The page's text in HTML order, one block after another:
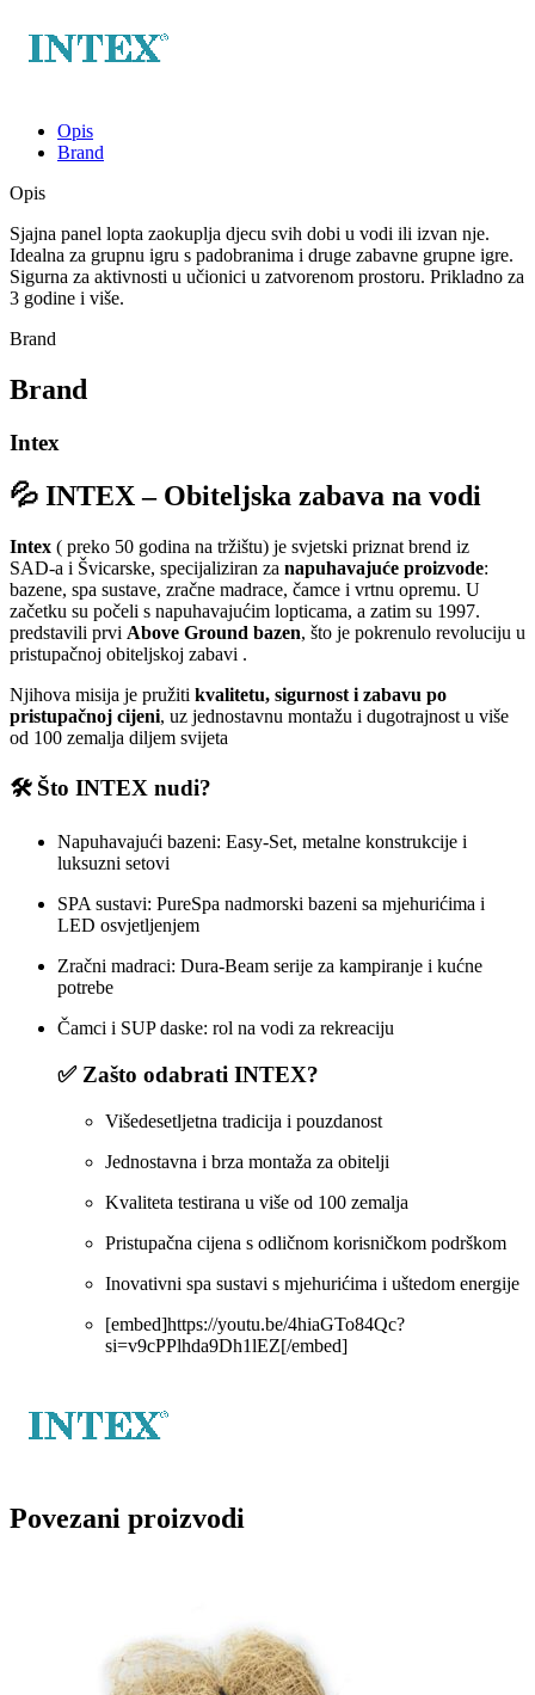
Opis
Brand
Opis
Sjajna panel lopta zaokuplja djecu svih dobi u vodi ili izvan nje.
Idealna za grupnu igru ​​s padobranima i druge zabavne grupne igre.
Sigurna za aktivnosti u učionici u zatvorenom prostoru. Prikladno za
3 godine i više.
Brand
Brand
Intex
💦 INTEX – Obiteljska zabava na vodi
Intex ( preko 50 godina na tržištu) je svjetski priznat brend iz
SAD‑a i Švicarske, specijaliziran za napuhavajuće proizvode:
bazene, spa sustave, zračne madrace, čamce i vrtnu opremu. U
začetku su počeli s napuhavajućim lopticama, a zatim su 1997.
predstavili prvi Above Ground bazen, što je pokrenulo revoluciju u
pristupačnoj obiteljskoj zabavi .
Njihova misija je pružiti kvalitetu, sigurnost i zabavu po
pristupačnoj cijeni, uz jednostavnu montažu i dugotrajnost u više
od 100 zemalja diljem svijeta
🛠️ Što INTEX nudi?
Napuhavajući bazeni: Easy‑Set, metalne konstrukcije i
luksuzni setovi
SPA sustavi: PureSpa nadmorski bazeni sa mjehurićima i
LED osvjetljenjem
Zračni madraci: Dura‑Beam serije za kampiranje i kućne
potrebe
Čamci i SUP daske: rol na vodi za rekreaciju
✅ Zašto odabrati INTEX?
Višedesetljetna tradicija i pouzdanost
Jednostavna i brza montaža za obitelji
Kvaliteta testirana u više od 100 zemalja
Pristupačna cijena s odličnom korisničkom podrškom
Inovativni spa sustavi s mjehurićima i uštedom energije
[embed]https://youtu.be/4hiaGTo84Qc?
si=v9cPPlhda9Dh1lEZ[/embed]
Povezani proizvodi